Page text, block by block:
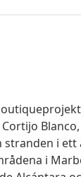
i ett
i